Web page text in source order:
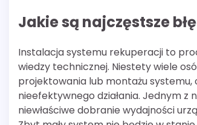
Jakie są najczęstsze
Instalacja systemu rekuperacji to
wiedzy technicznej. Niestety wiele
projektowania lub montażu systemu,
nieefektywnego działania. Jednym z
niewłaściwe dobranie wydajności